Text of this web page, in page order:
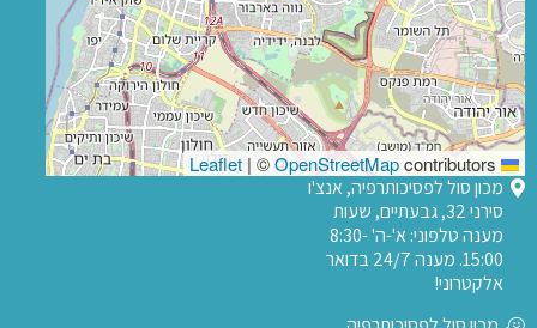
| ©OpenStreetMapcontributors
מכון סול לפסיכותרפיה, אנצ'ו
סירני 32, גבעתיים, שעות
מענה טלפוני: א'-ה' 8:30-
15:00. מענה 24/7 בדואר
אלקטרוני!